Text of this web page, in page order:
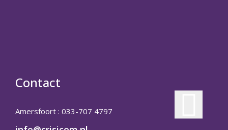
Contact
Amersfoort : 033-707 4797